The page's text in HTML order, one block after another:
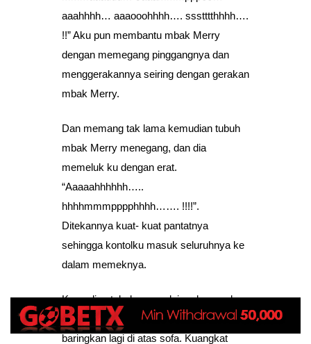
aaahhhh… aaaooohhhh…. ssstttthhhh….
!!” Aku pun membantu mbak Merry
dengan memegang pinggangnya dan
menggerakannya seiring dengan gerakan
mbak Merry.
Dan memang tak lama kemudian tubuh
mbak Merry menegang, dan dia
memeluk ku dengan erat.
“Aaaaahhhhhh…..
hhhhmmmpppphhhh……. !!!!”.
Ditekannya kuat- kuat pantatnya
sehingga kontolku masuk seluruhnya ke
dalam memeknya.
Kemudian tubuhnya mulai melemas dan
aku pun mengangkat tubuhnya dan ku
baringkan lagi di atas sofa. Kuangkat